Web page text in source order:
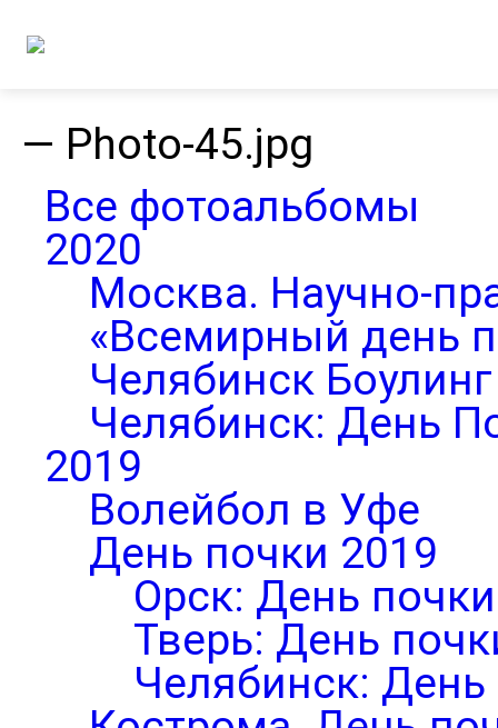
— Photo-45.jpg
Все фотоальбомы
2020
Москва. Научно-
«Всемирный день
Челябинск
Челябинск: День
2019
Волейбол в Уфе
День почки 2019
Орск: День почки
Тверь: День
Челябинск: